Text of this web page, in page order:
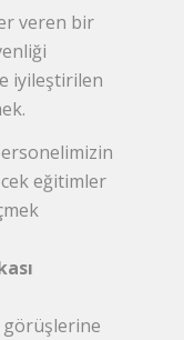
veren bir
iyileştirilen
eğitimler
görüşlerine